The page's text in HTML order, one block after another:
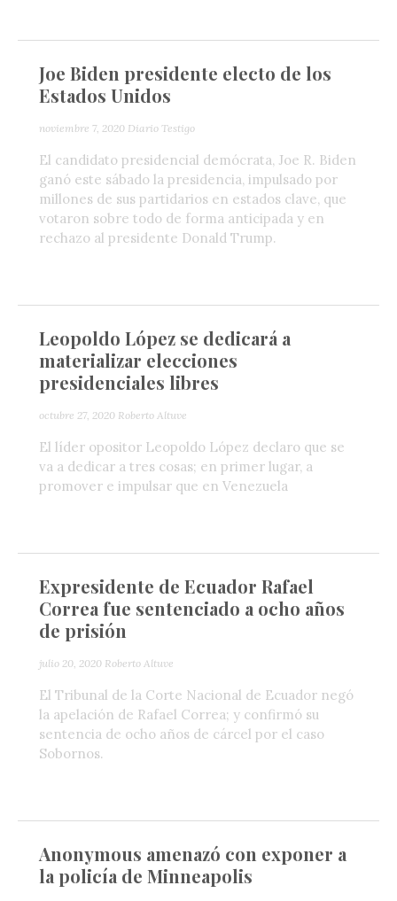
Joe Biden presidente electo de los
Estados Unidos
noviembre 7, 2020 Diario Testigo
El candidato presidencial demócrata, Joe R. Biden
ganó este sábado la presidencia, impulsado por
millones de sus partidarios en estados clave, que
votaron sobre todo de forma anticipada y en
rechazo al presidente Donald Trump.
Leopoldo López se dedicará a
materializar elecciones
presidenciales libres
octubre 27, 2020 Roberto Altuve
El líder opositor Leopoldo López declaro que se
va a dedicar a tres cosas; en primer lugar, a
promover e impulsar que en Venezuela
Expresidente de Ecuador Rafael
Correa fue sentenciado a ocho años
de prisión
julio 20, 2020 Roberto Altuve
El Tribunal de la Corte Nacional de Ecuador negó
la apelación de Rafael Correa; y confirmó su
sentencia de ocho años de cárcel por el caso
Sobornos.
Anonymous amenazó con exponer a
la policía de Minneapolis